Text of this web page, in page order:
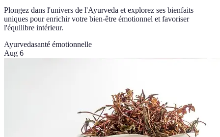
Plongez dans l'univers de l'Ayurveda et explorez ses bienfaits
uniques pour enrichir votre bien-être émotionnel et favoriser
l'équilibre intérieur.
Ayurvedasanté émotionnelle
Aug 6